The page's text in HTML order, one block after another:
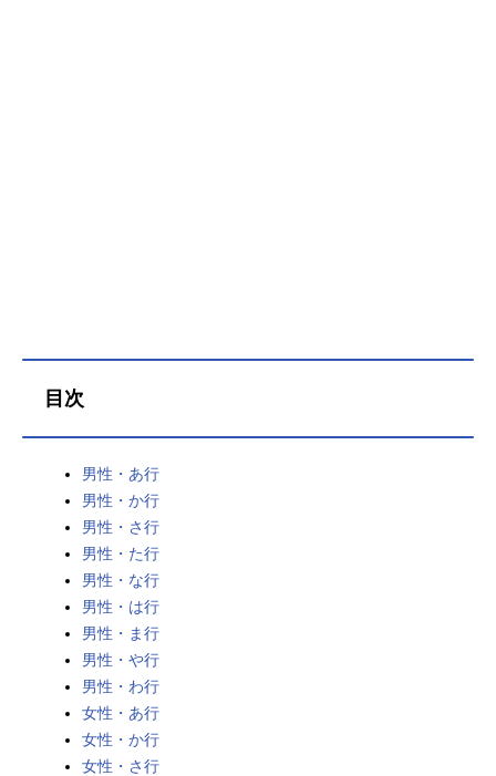
目次
男性・あ行
男性・か行
男性・さ行
男性・た行
男性・な行
男性・は行
男性・ま行
男性・や行
男性・わ行
女性・あ行
女性・か行
女性・さ行